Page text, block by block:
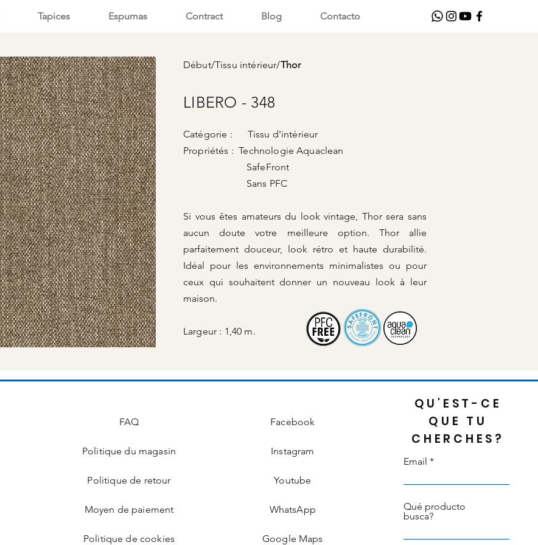
Tapices Espumas Contract Blog Contacto
Début/Tissu intérieur/Thor
LIBERO - 348
Catégorie : Tissu d'intérieur
Propriétés : Technologie Aquaclean
SafeFront
Sans PFC
Si vous êtes amateurs du look vintage, Thor sera sans
aucun doute votre meilleure option. Thor allie
parfaitement douceur, look rétro et haute durabilité.
Idéal pour les environnements minimalistes ou pour
ceux qui souhaitent donner un nouveau look à leur
maison.
Largeur : 1,40 m.
FAQ
Politique du magasin
Politique de retour
Moyen de paiement
Politique de cookies
Facebook
Instagram
Youtube
WhatsApp
Google Maps
QU'EST-CE
QUE TU
CHERCHES?
Email
Qué producto
busca?